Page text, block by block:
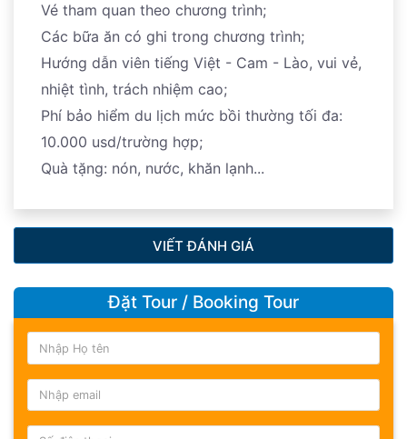
Vé tham quan theo chương trình;
Các bữa ăn có ghi trong chương trình;
Hướng dẫn viên tiếng Việt - Cam - Lào, vui vẻ,
nhiệt tình, trách nhiệm cao;
Phí bảo hiểm du lịch mức bồi thường tối đa:
10.000 usd/trường hợp;
Quà tặng: nón, nước, khăn lạnh...
VIẾT ĐÁNH GIÁ
Đặt Tour / Booking Tour